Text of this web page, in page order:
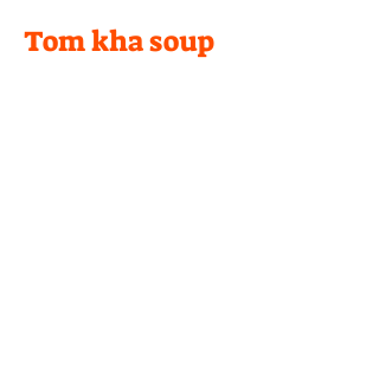
Tom kha soup